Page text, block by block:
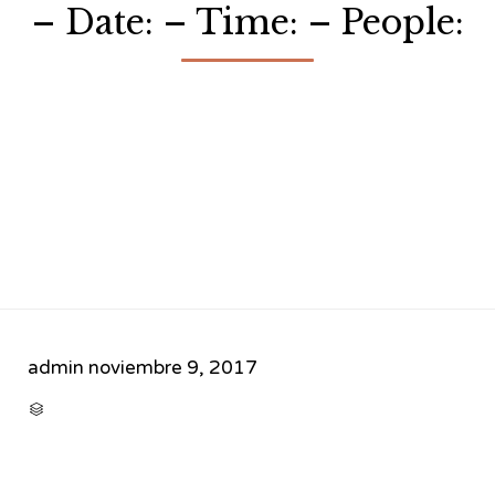
– Date: – Time: – People:
admin noviembre 9, 2017
